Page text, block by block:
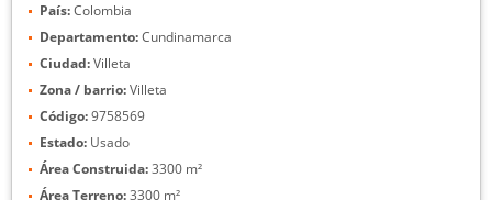
País:Colombia
Departamento:Cundinamarca
Ciudad:Villeta
Zona / barrio:Villeta
Código:9758569
Estado: Usado
Área Construida:3300 m²
Área Terreno:3300 m²